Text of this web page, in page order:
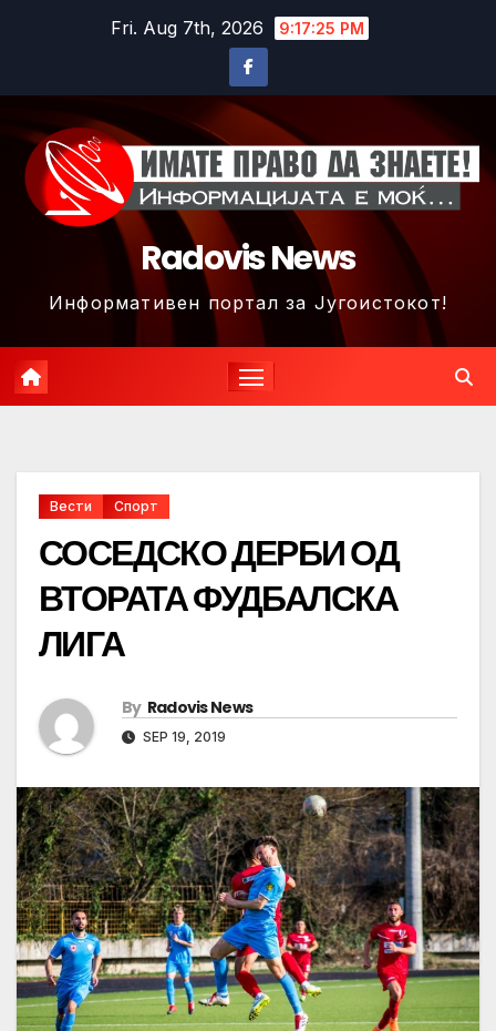
Fri. Aug 7th, 2026 9:17:28 PM
Radovis News
Информативен портал за Југоистокот!
Вести Спорт
СОСЕДСКО ДЕРБИ ОД
ВТОРАТА ФУДБАЛСКА
ЛИГА
By Radovis News
SEP 19, 2019